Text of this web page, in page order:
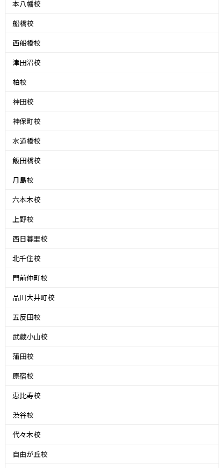
本八幡校
船橋校
西船橋校
津田沼校
柏校
神田校
神保町校
水道橋校
飯田橋校
月島校
六本木校
上野校
西日暮里校
北千住校
門前仲町校
品川大井町校
五反田校
武蔵小山校
蒲田校
原宿校
恵比寿校
渋谷校
代々木校
自由が丘校